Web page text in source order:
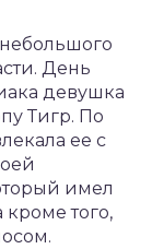
День
девушка
Тигр. По
ее с
имел
кроме того,